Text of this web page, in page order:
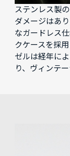
ステンレス製
ダメージはあ
なガードレス
クケースを採
ゼルは経年に
り、ヴィンテ